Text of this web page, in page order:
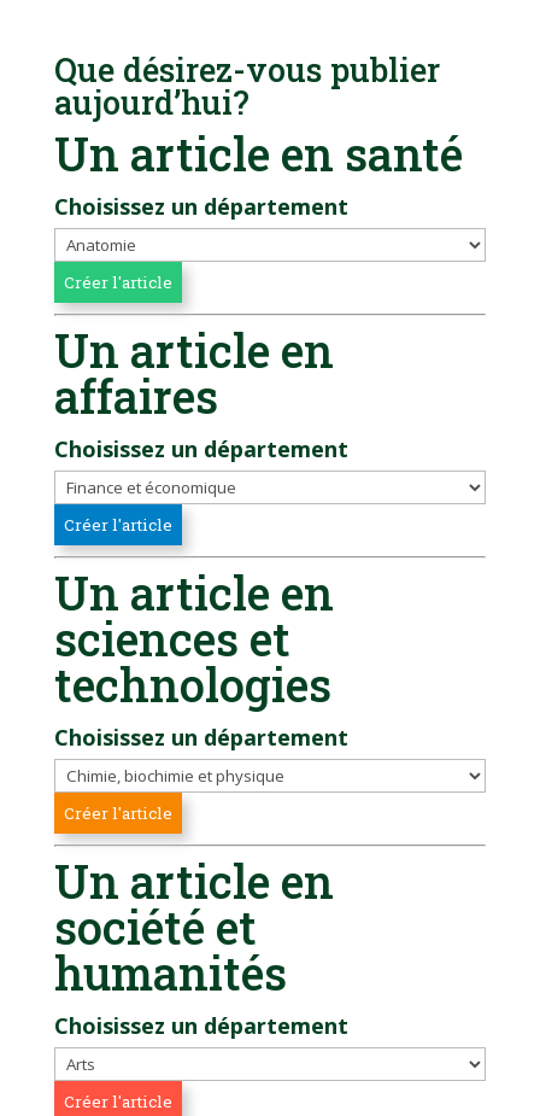
Que désirez-vous publier
aujourd’hui?
Un article en santé
Choisissez un département
Un article en
affaires
Choisissez un département
Un article en
sciences et
technologies
Choisissez un département
Un article en
société et
humanités
Choisissez un département